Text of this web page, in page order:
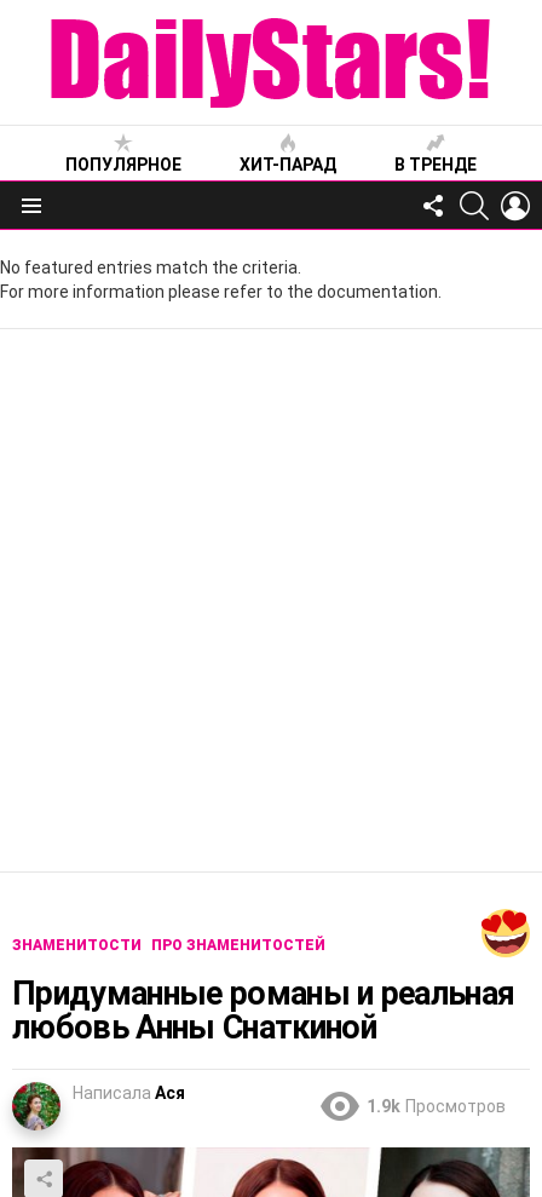
ПОПУЛЯРНОЕ ХИТ-ПАРАД В ТРЕНДЕ
Меню
FOLLOW
US
No featured entries match the criteria.
For more information please refer to the documentation.
ЗНАМЕНИТОСТИ ПРО ЗНАМЕНИТОСТЕЙ
Придуманные романы и реальная
любовь Анны Снаткиной
Написала Ася
1.9k Просмотров